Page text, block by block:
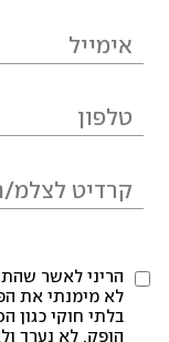
הריני לאשר
לא מימנתי את
בלתי חוקי כגון
הופק, לא נערך